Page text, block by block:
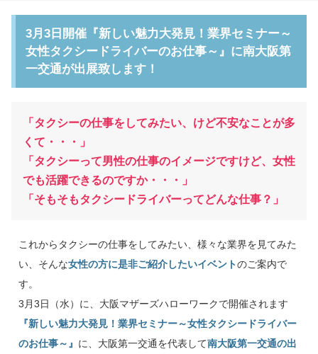
3月3日開催『新しい魅力大発見！業界セミナー～
女性タクシードライバーのお仕事～』に南大阪第
一交通が出展致します！
「タクシーの仕事をしてみたい、けど不安なことが多
くて・・・」
「タクシーって男性の仕事のイメージですけど、女性
でも活躍できるのですか・・・」
「そもそもタクシードライバーってどんな仕事？」
これからタクシーの仕事をしてみたい、様々な業界を見てみた
い、そんな女性の方に是非ご紹介したいイベントのご案内で
す。
3月3日（水）に、大阪マザーズハローワークで開催されます
『新しい魅力大発見！業界セミナー～女性タクシードライバー
のお仕事～』 に、大阪第一交通を代表して南大阪第一交通の出